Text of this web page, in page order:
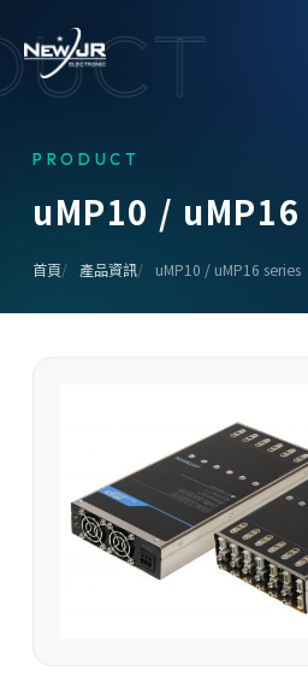
PRODUCT
uMP10 / uMP16
首頁 產品資訊 uMP10 / uMP16 series